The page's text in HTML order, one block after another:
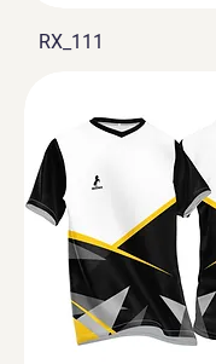
RX_111